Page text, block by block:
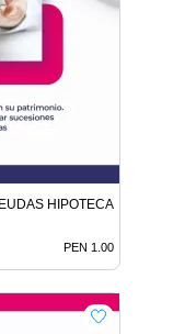
HIPOTECAS O
PEN 1.00